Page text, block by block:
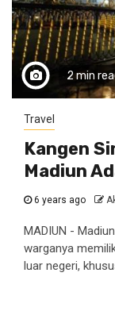
2 min
Travel
Kangen
Madiun
6 years ago
MADIUN -
warganya
luar negeri,